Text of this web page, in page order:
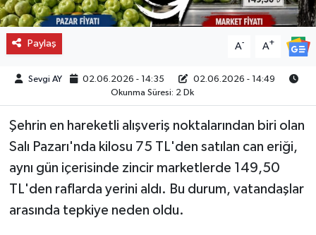
Paylaş A- A+
Sevgi AY 02.06.2026 - 14:35
02.06.2026 - 14:49
Okunma Süresi: 2 Dk
Şehrin en hareketli alışveriş noktalarından biri olan
Salı Pazarı'nda kilosu 75 TL'den satılan can eriği,
aynı gün içerisinde zincir marketlerde 149,50
TL'den raflarda yerini aldı. Bu durum, vatandaşlar
arasında tepkiye neden oldu.